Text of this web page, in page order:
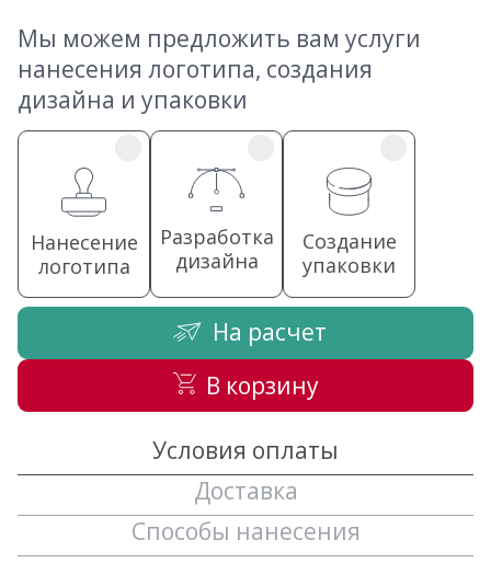
Мы можем предложить вам услуги
нанесения логотипа, создания
дизайна и упаковки
Нанесение
логотипа
Разработка
дизайна
Создание
упаковки
На расчет
В корзину
Условия оплаты
Доставка
Способы нанесения